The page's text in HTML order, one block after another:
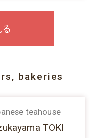
bakeries
teahouse
TOKI